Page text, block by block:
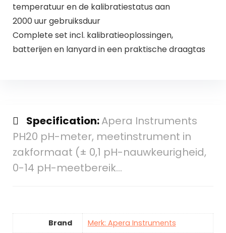
temperatuur en de kalibratiestatus aan
2000 uur gebruiksduur
Complete set incl. kalibratieoplossingen,
batterijen en lanyard in een praktische draagtas
Specification:Apera Instruments
PH20 pH-meter, meetinstrument in
zakformaat (± 0,1 pH-nauwkeurigheid,
0-14 pH-meetbereik…
Brand Merk: Apera Instruments